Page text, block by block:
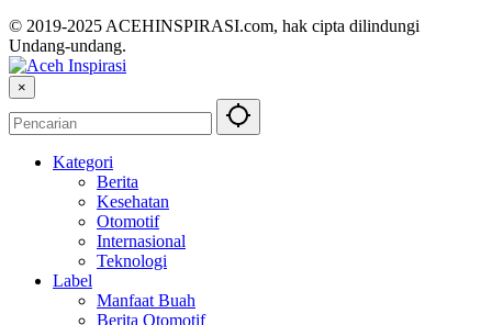
© 2019-2025 ACEHINSPIRASI.com, hak cipta dilindungi
Undang-undang.
×
Kategori
Berita
Kesehatan
Otomotif
Internasional
Teknologi
Label
Manfaat Buah
Berita Otomotif